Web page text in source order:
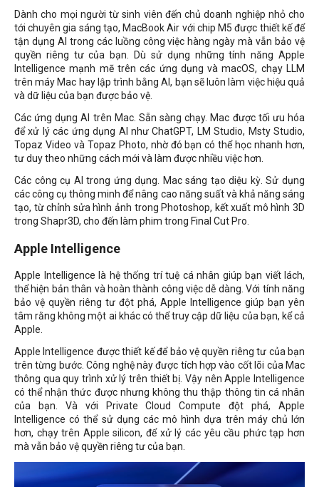
Dành cho mọi người từ sinh viên đến chủ doanh nghiệp nhỏ cho
tới chuyên gia sáng tạo, MacBook Air với chip M5 được thiết kế để
tận dụng AI trong các luồng công việc hàng ngày mà vẫn bảo vệ
quyền riêng tư của bạn. Dù sử dụng những tính năng Apple
Intelligence mạnh mẽ trên các ứng dụng và macOS, chạy LLM
trên máy Mac hay lập trình bằng AI, bạn sẽ luôn làm việc hiệu quả
và dữ liệu của bạn được bảo vệ.
Các ứng dụng AI trên Mac. Sẵn sàng chạy. Mac được tối ưu hóa
để xử lý các ứng dụng AI như ChatGPT, LM Studio, Msty Studio,
Topaz Video và Topaz Photo, nhờ đó bạn có thể học nhanh hơn,
tư duy theo những cách mới và làm được nhiều việc hơn.
Các công cụ AI trong ứng dụng. Mac sáng tạo diệu kỳ. Sử dụng
các công cụ thông minh để nâng cao năng suất và khả năng sáng
tạo, từ chỉnh sửa hình ảnh trong Photoshop, kết xuất mô hình 3D
trong Shapr3D, cho đến làm phim trong Final Cut Pro.
Apple Intelligence
Apple Intelligence là hệ thống trí tuệ cá nhân giúp bạn viết lách,
thể hiện bản thân và hoàn thành công việc dễ dàng. Với tính năng
bảo vệ quyền riêng tư đột phá, Apple Intelligence giúp bạn yên
tâm rằng không một ai khác có thể truy cập dữ liệu của bạn, kể cả
Apple.
Apple Intelligence được thiết kế để bảo vệ quyền riêng tư của bạn
trên từng bước. Công nghệ này được tích hợp vào cốt lõi của Mac
thông qua quy trình xử lý trên thiết bị. Vậy nên Apple Intelligence
có thể nhận thức được nhưng không thu thập thông tin cá nhân
của bạn. Và với Private Cloud Compute đột phá, Apple
Intelligence có thể sử dụng các mô hình dựa trên máy chủ lớn
hơn, chạy trên Apple silicon, để xử lý các yêu cầu phức tạp hơn
mà vẫn bảo vệ quyền riêng tư của bạn.